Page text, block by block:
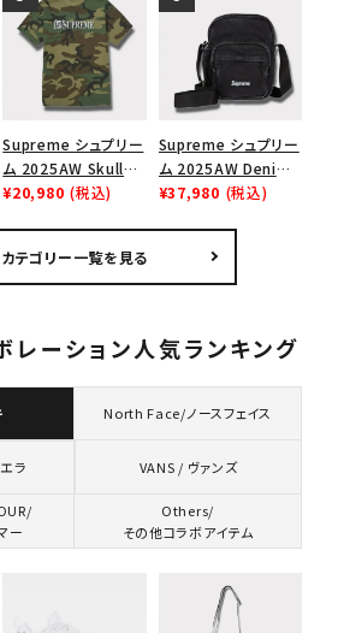
ホワイト
Supreme シュプリー
ム 2025AW Skull
Tee スカル Tシャ
¥20,980 (税込)
Supreme シュプリー
ム 2025AW Denim
Shoulder Bag デニ
¥37,980 (税込)
カテゴリー一覧を見る
レーション人気ランキング
North Face/ノースフェイス
ラ VANS / ヴァンズ
ー
Others/
その他コラボアイテム